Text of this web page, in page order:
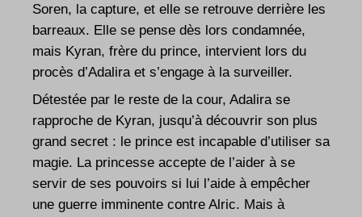
Soren, la capture, et elle se retrouve derrière les
barreaux. Elle se pense dès lors condamnée,
mais Kyran, frère du prince, intervient lors du
procès d’Adalira et s’engage à la surveiller.
Détestée par le reste de la cour, Adalira se
rapproche de Kyran, jusqu’à découvrir son plus
grand secret : le prince est incapable d’utiliser sa
magie. La princesse accepte de l’aider à se
servir de ses pouvoirs si lui l’aide à empêcher
une guerre imminente contre Alric. Mais à